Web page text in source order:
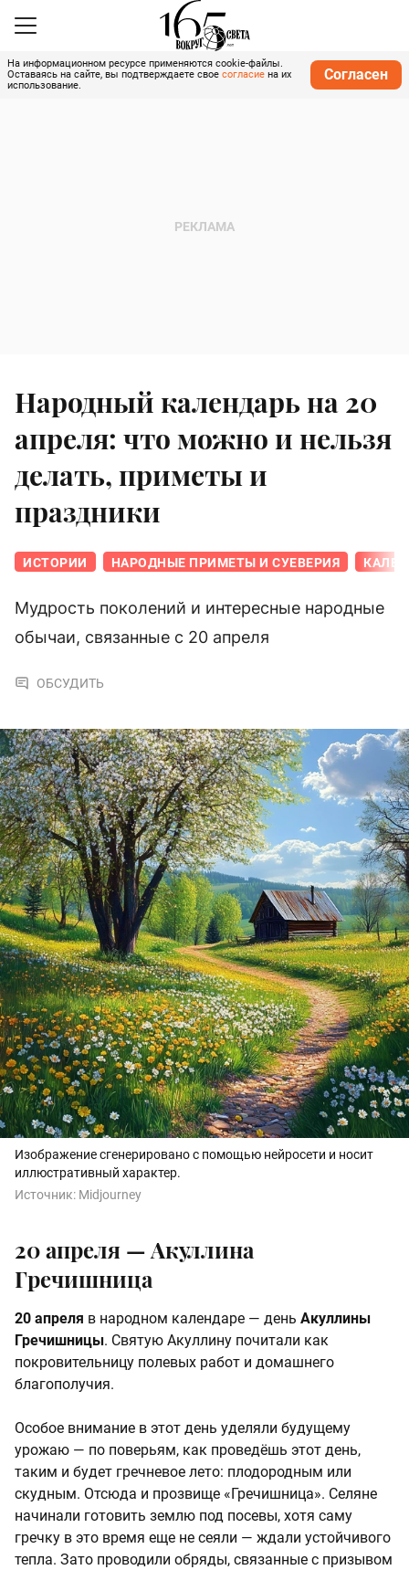
На информационном ресурсе применяются cookie-файлы.
Оставаясь на сайте, вы подтверждаете свое согласие на их
использование.
Согласен
Народный календарь на 20
апреля: что можно и нельзя
делать, приметы и
праздники
ИСТОРИИ НАРОДНЫЕ ПРИМЕТЫ И СУЕВЕРИЯ
Мудрость поколений и интересные народные
обычаи, связанные с 20 апреля
ОБСУДИТЬ
Изображение сгенерировано с помощью нейросети и носит
иллюстративный характер.
Источник: Midjourney
20 апреля — Акуллина
Гречишница
20 апреля в народном календаре — день Акуллины
Гречишницы. Святую Акуллину почитали как
покровительницу полевых работ и домашнего
благополучия.
Особое внимание в этот день уделяли будущему
урожаю — по поверьям, как проведёшь этот день,
таким и будет гречневое лето: плодородным или
скудным. Отсюда и прозвище «Гречишница». Селяне
начинали готовить землю под посевы, хотя саму
гречку в это время еще не сеяли — ждали устойчивого
тепла. Зато проводили обряды, связанные с призывом